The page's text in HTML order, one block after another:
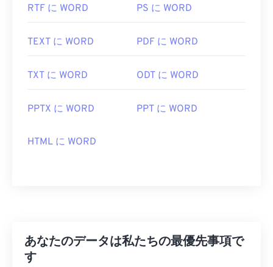
RTF に WORD PS に WORD
TEXT に WORD PDF に WORD
TXT に WORD ODT に WORD
PPTX に WORD PPT に WORD
HTML に WORD
あなたのデータは私たちの最優先事項で
す